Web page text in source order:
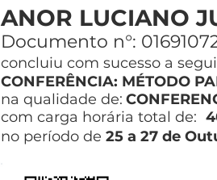
ANOR LUCIANO
Documento n°:
concluiu com sucesso a
CONFERÊNCIA: MÉTODO
na qualidade de:
com carga horária total de:
no período de 25 a 27 de